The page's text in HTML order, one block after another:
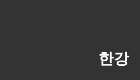
한강